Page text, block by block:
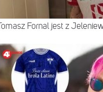
Tomasz Fornal jest z